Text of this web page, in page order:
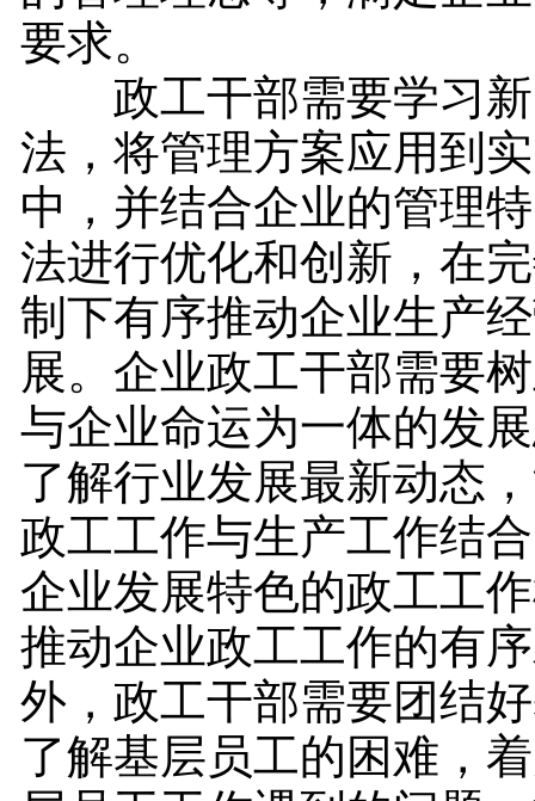
要求。
政工干部需要学习新
法，将管理方案应用到
中，并结合企业的管理
法进行优化和创新，在
制下有序推动企业生产
展。企业政工干部需要
与企业命运为一体的发
了解行业发展最新动态
政工工作与生产工作结
企业发展特色的政工工
推动企业政工工作的有
外，政工干部需要团结
了解基层员工的困难，